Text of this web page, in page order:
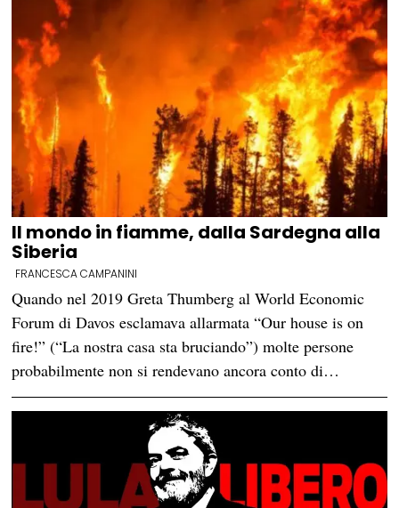
Il mondo in fiamme, dalla Sardegna alla
Siberia
FRANCESCA CAMPANINI
Quando nel 2019 Greta Thumberg al World Economic
Forum di Davos esclamava allarmata “Our house is on
fire!” (“La nostra casa sta bruciando”) molte persone
probabilmente non si rendevano ancora conto di…